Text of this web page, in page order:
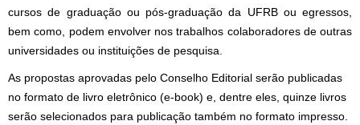
cursos de graduação ou pós-graduação da UFRB ou egressos,
bem como, podem envolver nos trabalhos colaboradores de outras
universidades ou instituições de pesquisa.
As propostas aprovadas pelo Conselho Editorial serão publicadas
no formato de livro eletrônico (e-book) e, dentre eles, quinze livros
serão selecionados para publicação também no formato impresso.